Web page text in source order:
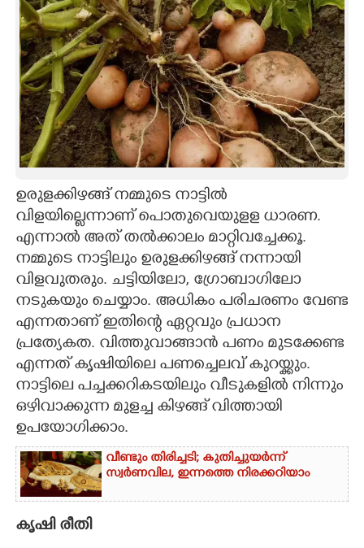
SPIRITUAL
INFO+
ART
ASTRO
CARTOONS
LITERATURE
CONTACT US
ഉരുളക്കിഴങ്ങ് നമ്മുടെ നാട്ടിൽ
വിളയില്ലെന്നാണ് പൊതുവെയുളള ധാരണ.
എന്നാൽ അത് തൽക്കാലം മാറ്റിവച്ചേക്കൂ.
നമ്മുടെ നാട്ടിലും ഉരുളക്കിഴങ്ങ് നന്നായി
വിളവുതരും. ചട്ടിയിലോ, ഗ്രോബാഗിലോ
നടുകയും ചെയ്യാം. അധികം പരിചരണം വേണ്ട
എന്നതാണ് ഇതിന്റെ ഏറ്റവും പ്രധാന
പ്രത്യേകത. വിത്തുവാങ്ങാൻ പണം മുടക്കേണ്ട
എന്നത് കൃഷിയിലെ പണച്ചെലവ് കുറയ്ക്കും.
നാട്ടിലെ പച്ചക്കറികടയിലും വീടുകളിൽ നിന്നും
ഒഴിവാക്കുന്ന മുളച്ച കിഴങ്ങ് വിത്തായി
ഉപയോഗിക്കാം.
വീണ്ടും തിരിച്ചടി; കുതിച്ചുയർന്ന്
സ്വർണവില, ഇന്നത്തെ നിരക്കറിയാം
കൃഷി രീതി